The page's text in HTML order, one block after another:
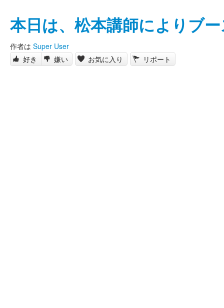
本日は、松本講師によりブ
作者は Super User
好き
嫌い お気に入り リポート